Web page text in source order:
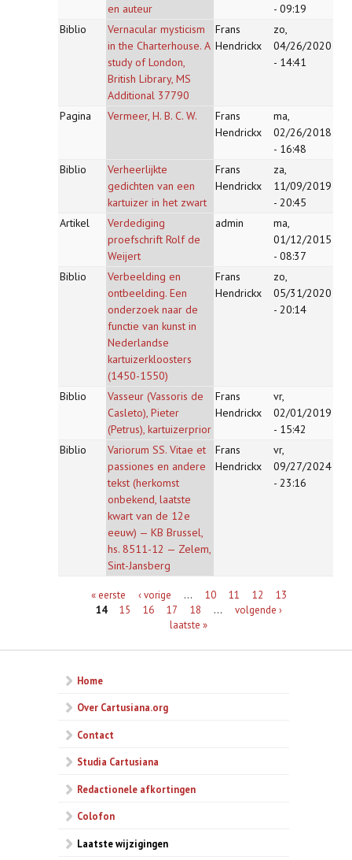
en auteur
- 09:19
Biblio
Vernacular mysticism
in the Charterhouse. A
study of London,
British Library, MS
Additional 37790
Frans
Hendrickx
zo,
04/26/2020
- 14:41
Pagina Vermeer, H. B. C. W.
Frans
Hendrickx
ma,
02/26/2018
- 16:48
Biblio
Verheerlijkte
gedichten van een
kartuizer in het zwart
Frans
Hendrickx
za,
11/09/2019
- 20:45
Artikel
Verdediging
proefschrift Rolf de
Weijert
admin
ma,
01/12/2015
- 08:37
Biblio
Verbeelding en
ontbeelding. Een
onderzoek naar de
functie van kunst in
Nederlandse
kartuizerkloosters
(1450-1550)
Frans
Hendrickx
zo,
05/31/2020
- 20:14
Biblio
Vasseur (Vassoris de
Casleto), Pieter
(Petrus), kartuizerprior
Frans
Hendrickx
vr,
02/01/2019
- 15:42
Biblio
Variorum SS. Vitae et
passiones en andere
tekst (herkomst
onbekend, laatste
kwart van de 12e
eeuw) — KB Brussel,
hs. 8511-12 — Zelem,
Sint-Jansberg
Frans
Hendrickx
vr,
09/27/2024
- 23:16
Pagina's« eerste ‹ vorige … 10 11 12
13
14
15 16 17 18 …
volgende ›
laatste »
Home
Over Cartusiana.org
Contact
Studia Cartusiana
Redactionele afkortingen
Colofon
Laatste wijzigingen